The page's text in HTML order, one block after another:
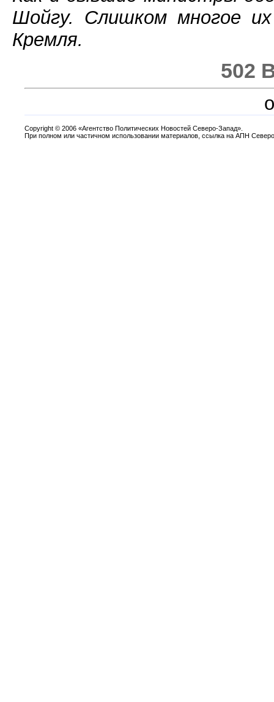
Шойгу. Слишком многое
Кремля.
502
Copyright © 2006 «Агентство Политических Новостей Северо-Запад».
При полном или частичном использовании материалов, ссылка на АПН